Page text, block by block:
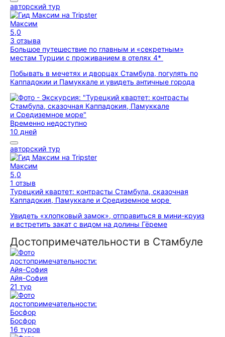
авторский тур
Максим
5,0
3 отзыва
Большое путешествие по главным и «секретным»
местам Турции с проживанием в отелях 4*
Побывать в мечетях и дворцах Стамбула, погулять по
Каппадокии и Памуккале и увидеть античные города
Временно недоступно
10 дней
авторский тур
Максим
5,0
1 отзыв
Турецкий квартет: контрасты Стамбула, сказочная
Каппадокия, Памуккале и Средиземное море
Увидеть «хлопковый замок», отправиться в мини-круиз
и встретить закат с видом на долины Гёреме
Достопримечательности в Стамбуле
Айя-София
21 тур
Босфор
16 туров